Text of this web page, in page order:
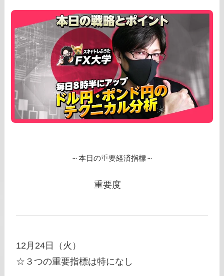
～本日の重要経済指標～
重要度
12月24日（火）
☆３つの重要指標は特になし